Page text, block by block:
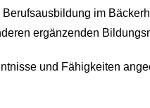
im
ergänzenden
und Fähigkeiten